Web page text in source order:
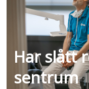
Har slått
sentrum